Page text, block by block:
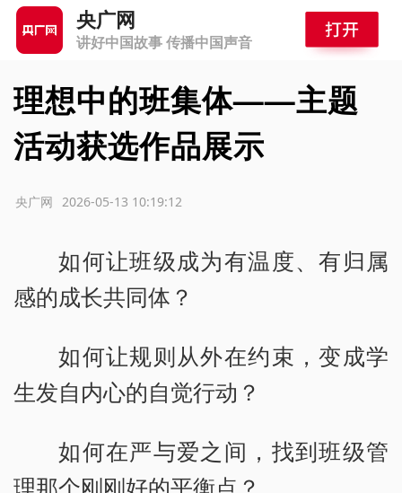
央广网
讲好中国故事 传播中国声音
理想中的班集体——主题
活动获选作品展示
2026-05-13 10:19:12
央广网
如何让班级成为有温度、有归属
感的成长共同体？
如何让规则从外在约束，变成学
生发自内心的自觉行动？
如何在严与爱之间，找到班级管